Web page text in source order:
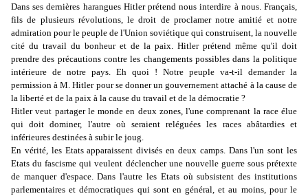
Dans ses dernières harangues Hitler prétend nous interdire à nous. Français,
fils de plusieurs révolutions, le droit de proclamer notre amitié et notre
admiration pour le peuple de l'Union soviétique qui construisent, la nouvelle
cité du travail du bonheur et de la paix. Hitler prétend même qu'il doit
prendre des précautions contre les changements possibles dans la politique
intérieure de notre pays. Eh quoi ! Notre peuple va-t-il demander la
permission à M. Hitler pour se donner un gouvernement attaché à la cause de
la liberté et de la paix à la cause du travail et de la démocratie ?
Hitler veut partager le monde en deux zones, l'une comprenant la race élue
qui doit dominer, l'autre où seraient reléguées les races abâtardies et
inférieures destinées à subir le joug.
En vérité, les Etats apparaissent divisés en deux camps. Dans l'un sont les
Etats du fascisme qui veulent déclencher une nouvelle guerre sous prétexte
de manquer d'espace. Dans l'autre les Etats où subsistent des institutions
parlementaires et démocratiques qui sont en général, et au moins, pour le